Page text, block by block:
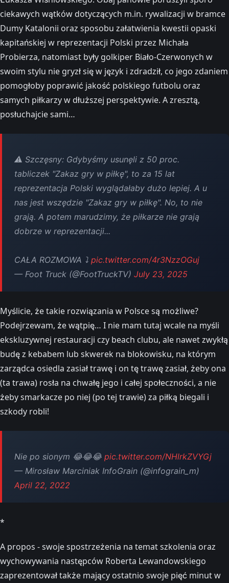
ciekawych wątków dotyczących m.in. rywalizacji w bramce
Dumy Katalonii oraz sposobu załatwienia kwestii opaski
kapitańskiej w reprezentacji Polski przez Michała
Probierza, natomiast były golkiper Biało-Czerwonych w
swoim stylu nie gryzł się w język i zdradził, co jego zdaniem
pomogłoby poprawić jakość polskiego futbolu oraz
samych piłkarzy w dłuższej perspektywie. A zresztą,
posłuchajcie sami…
⚠️ Szczęsny: Gdybyśmy usunęli z 50 proc.
tabliczek "Zakaz gry w piłkę", to za 15 lat
reprezentacja Polski wyglądałaby dużo lepiej. A u
nas jest wszędzie "Zakaz gry w piłkę". No, to nie
grają. A potem marudzimy, że piłkarze nie grają
dobrze w reprezentacji...
CAŁA ROZMOWA ⤵️ pic.twitter.com/4r3NzzOGuj
— Foot Truck (@FootTruckTV) July 23, 2025
Myślicie, że takie rozwiązania w Polsce są możliwe?
Podejrzewam, że wątpię… I nie mam tutaj wcale na myśli
ekskluzywnej restauracji czy beach clubu, ale nawet zwykłą
budę z kebabem lub skwerek na blokowisku, na którym
zarządca osiedla zasiał trawę i on tę trawę zasiał, żeby ona
(ta trawa) rosła na chwałę jego i całej społeczności, a nie
żeby smarkacze po niej (po tej trawie) za piłką biegali i
szkody robli!
Nie po sionym 😂😂😂 pic.twitter.com/NHlrkZVYGj
— Mirosław Marciniak InfoGrain (@infograin_m)
April 22, 2022
*
A propos - swoje spostrzeżenia na temat szkolenia oraz
wychowywania następców Roberta Lewandowskiego
zaprezentował także mający ostatnio swoje pięć minut w